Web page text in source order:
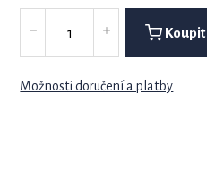
Koupit
Možnosti doručení a platby